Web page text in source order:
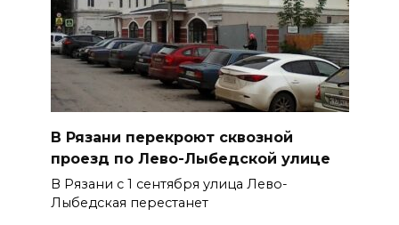
В Рязани перекроют сквозной
проезд по Лево-Лыбедской улице
В Рязани с 1 сентября улица Лево-
Лыбедская перестанет